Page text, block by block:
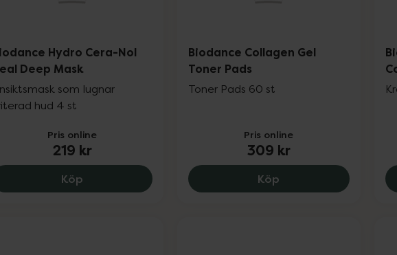
Hydro Cera-Nol
Deep Mask
som lugnar
hud 4 st
Pris online
219 kr
Köp Biodance Hydro Cera-Nol Real Deep Mask, 219 kr.
Biodance Collagen Gel
Toner Pads
Toner Pads 60 st
Pris online
309 kr
Köp Biodance Collagen